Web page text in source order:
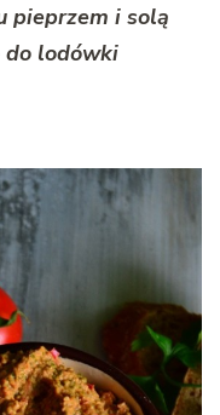
pieprzem i solą
do lodówki